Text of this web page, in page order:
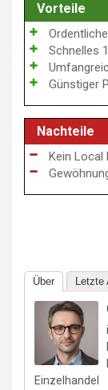
Vorteile
Schnelles
Günstiger
Nachteile
Kein Local
Über Letzte